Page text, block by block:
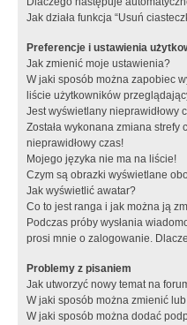
Jak działa funkcja “Usuń
Preferencje i ustawienia
Jak zmienić moje ustawienia?
W jaki sposób można zapobiec
liście użytkowników
Jest wyświetlany nieprawidłowy
Została wykonana zmiana
nieprawidłowy czas!
Mojego języka nie ma na liście!
Czym są obrazki wyświetlane
Jak wyświetlić awatar?
Co to jest ranga i jak można ją
Podczas próby wysłania
prosi mnie o zalogowanie.
Problemy z pisaniem
Jak utworzyć nowy temat na
W jaki sposób można zmienić
W jaki sposób można dodać